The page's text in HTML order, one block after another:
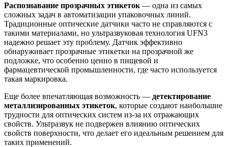
Распознавание прозрачных этикеток — одна из самых
сложных задач в автоматизации упаковочных линий.
Традиционные оптические датчики часто не справляются с
такими материалами, но ультразвуковая технология UFN3
надежно решает эту проблему. Датчик эффективно
обнаруживает прозрачные этикетки на прозрачной же
подложке, что особенно ценно в пищевой и
фармацевтической промышленности, где часто используется
такая маркировка.
Еще более впечатляющая возможность — детектирование
металлизированных этикеток, которые создают наибольшие
трудности для оптических систем из-за их отражающих
свойств. Ультразвук не подвержен влиянию оптических
свойств поверхности, что делает его идеальным решением для
таких применений.